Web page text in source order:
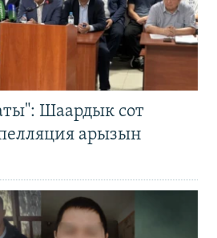
Шаардык сот
арызын